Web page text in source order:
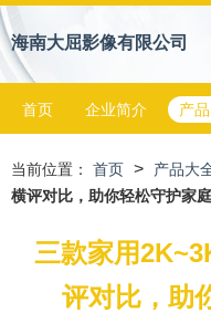
海南大屈影像有限公司
首页 企业简介 产
当前位置： 首页 > 产品大
横评对比，助你轻松守护家
三款家用
评对比，助